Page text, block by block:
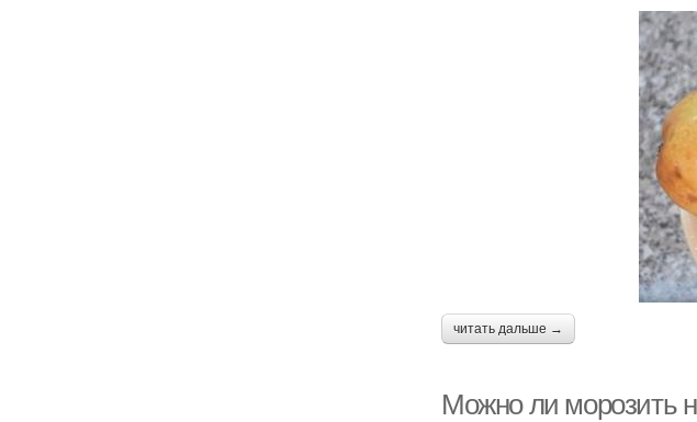
читать дальше →
Можно ли морозить